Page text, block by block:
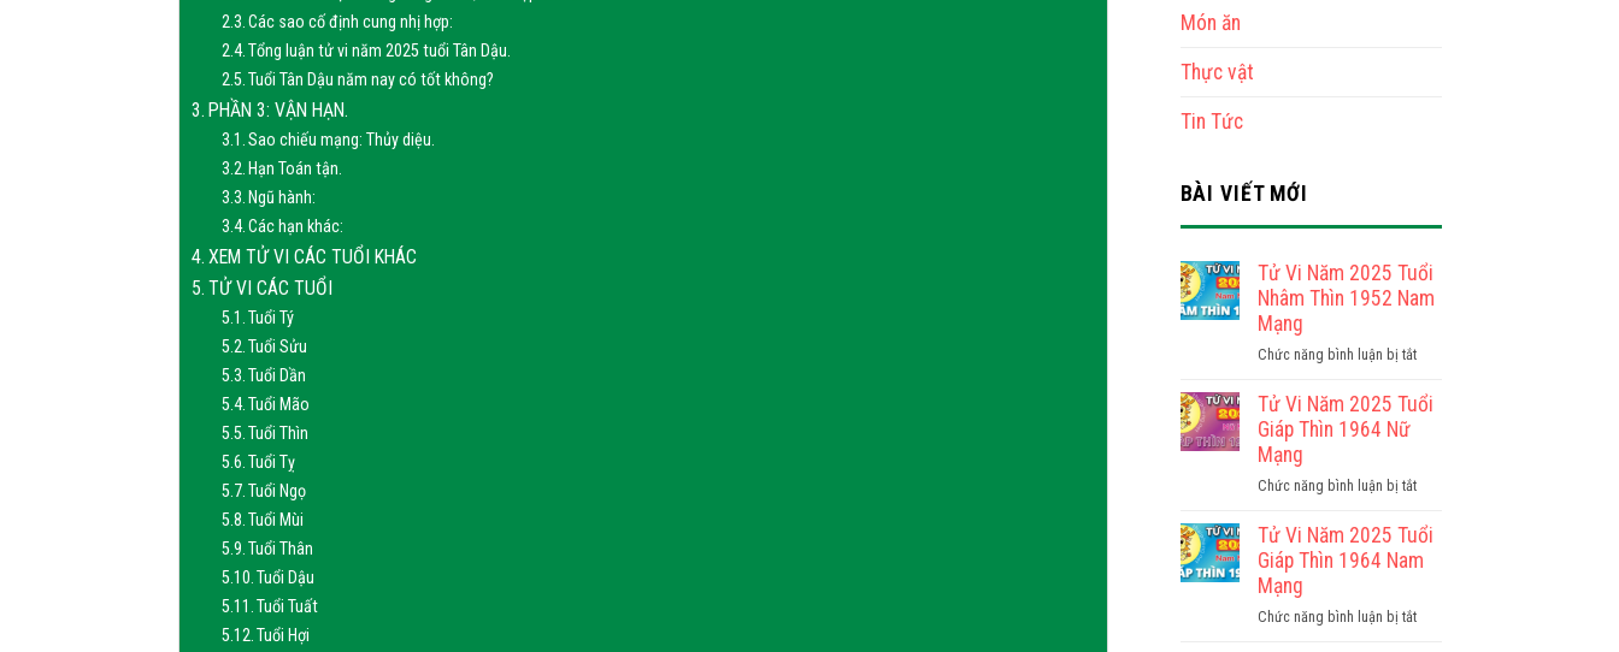
Các sao cố định cung nhị hợp:
Tổng luận tử vi năm 2025 tuổi Tân Dậu.
Tuổi Tân Dậu năm nay có tốt không?
PHẦN 3: VẬN HẠN.
Sao chiếu mạng: Thủy diệu.
Hạn Toán tận.
Ngũ hành:
Các hạn khác:
XEM TỬ VI CÁC TUỔI KHÁC
TỬ VI CÁC TUỔI
Tuổi Tý
Tuổi Sửu
Tuổi Dần
Tuổi Mão
Tuổi Thìn
Tuổi Tỵ
Tuổi Ngọ
Tuổi Mùi
Tuổi Thân
Tuổi Dậu
Tuổi Tuất
Tuổi Hợi
Món ăn
Thực vật
Tin Tức
BÀI VIẾT MỚI
Tử Vi Năm 2025 Tuổi
Nhâm Thìn 1952 Nam
Mạng
Chức năng bình luận bị tắtở
Vi
Nhâm
1952
Nam
Tử Vi Năm 2025 Tuổi
Giáp Thìn 1964 Nữ
Mạng
Chức năng bình luận bị tắtở
Vi
Năm
Giáp
Tử Vi Năm 2025 Tuổi
Giáp Thìn 1964 Nam
Mạng
Chức năng bình luận bị tắtở